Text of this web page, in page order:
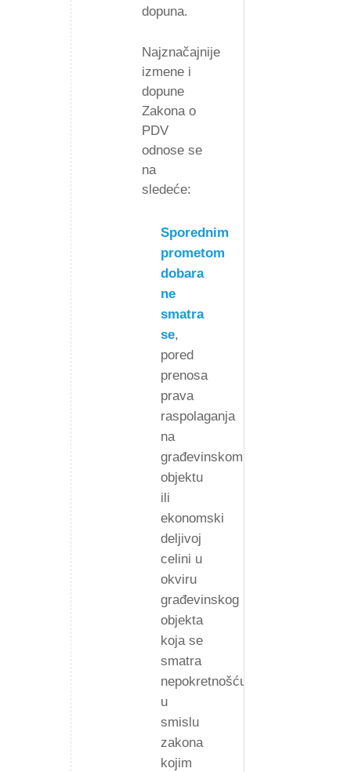
dopuna.
Najznačajnije
izmene i
dopune
Zakona o
PDV
odnose se
na
sledeće:
Sporednim
prometom
dobara
ne
smatra
se,
pored
prenosa
prava
raspolaganja
na
građevinskom
objektu
ili
ekonomski
deljivoj
celini u
okviru
građevinskog
objekta
koja se
smatra
nepokretnošću
u
smislu
zakona
kojim